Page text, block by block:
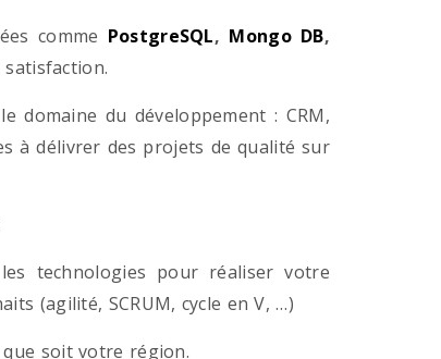
comme PostgreSQL, Mongo DB,
domaine du développement : CRM,
à délivrer des projets de qualité sur
technologies pour réaliser votre
(agilité, SCRUM, cycle en V, …)
soit votre région.